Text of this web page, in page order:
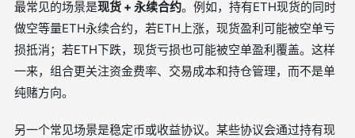
最常见的场景是现货 + 永续合约。例如，持有ETH现货的同时
做空等量ETH永续合约，若ETH上涨，现货盈利可能被空单亏
损抵消；若ETH下跌，现货亏损也可能被空单盈利覆盖。这样
一来，组合更关注资金费率、交易成本和持仓管理，而不是单
纯赌方向。
另一个常见场景是稳定币或收益协议。某些协议会通过持有现